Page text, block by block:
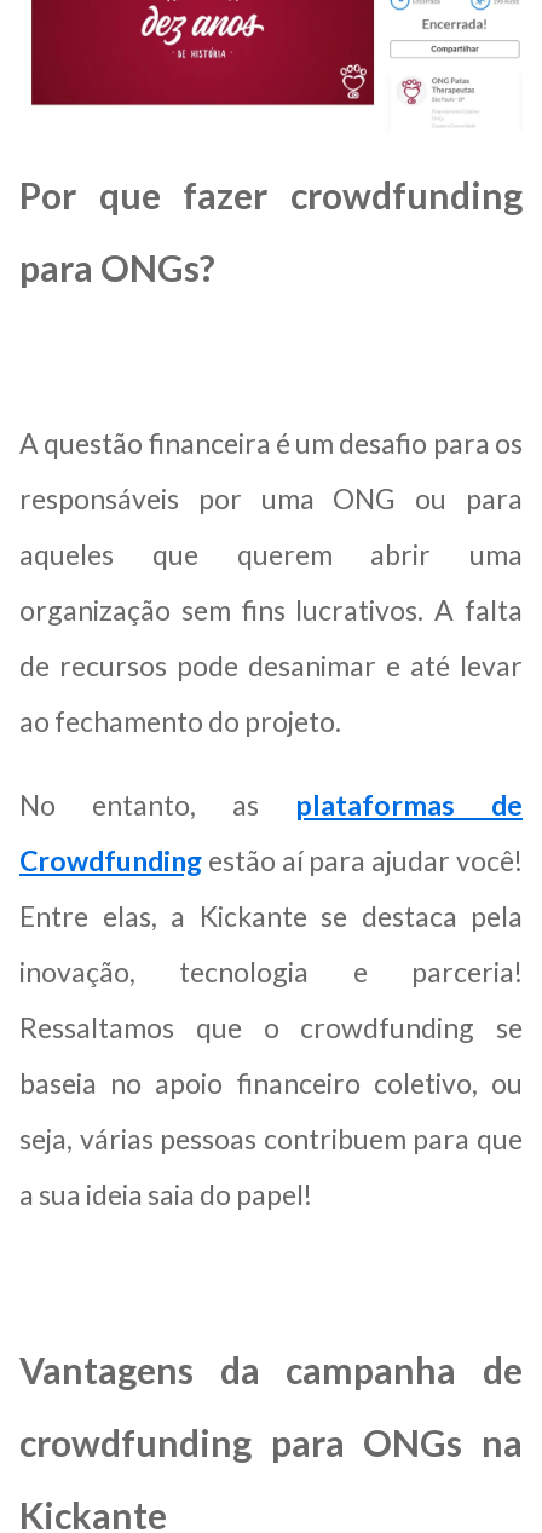
Por que fazer crowdfunding
para ONGs?
A questão financeira é um desafio para os
responsáveis por uma ONG ou para
aqueles que querem abrir uma
organização sem fins lucrativos. A falta
de recursos pode desanimar e até levar
ao fechamento do projeto.
No entanto, as plataformas de
Crowdfunding estão aí para ajudar você!
Entre elas, a Kickante se destaca pela
inovação, tecnologia e parceria!
Ressaltamos que o crowdfunding se
baseia no apoio financeiro coletivo, ou
seja, várias pessoas contribuem para que
a sua ideia saia do papel!
Vantagens da campanha de
crowdfunding para ONGs na
Kickante